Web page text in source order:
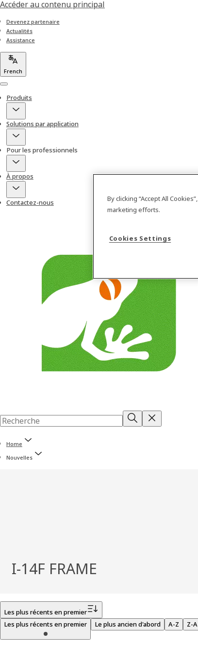
Accéder au contenu principal
Devenez partenaire
Actualités
Assistance
French
Menu
Produits
Solutions par application
Pour les professionnels
À propos
Contactez-nous
Home
Nouvelles
I-14F FRAME
Les plus récents en premier
Les plus récents en premier
Le plus ancien d'abord A-Z Z-A
By clicking “Accept All
marketing efforts.
Cookies Settings